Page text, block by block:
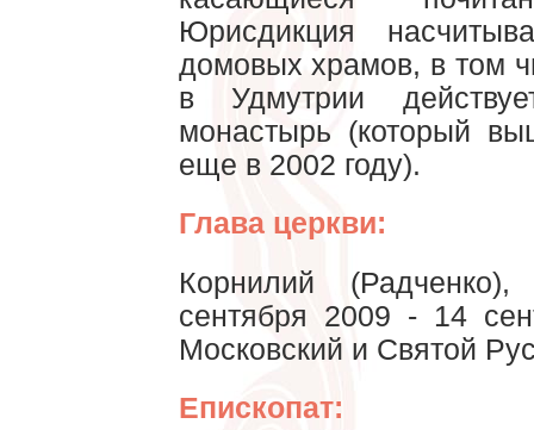
Юрисдикция
домовых храмов, в том
в Удмутрии
монастырь (который
еще в 2002 году).
Глава церкви:
Корнилий
сентября 2009 - 14
Московский и Святой
Епископат: